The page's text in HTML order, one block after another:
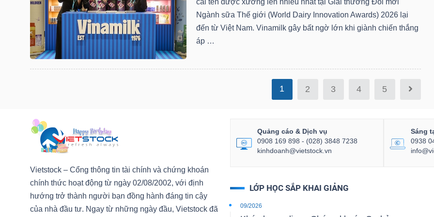
Ngành sữa Thế giới (World Dairy Innovation Awards) 2026 lại
đến từ Việt Nam. Vinamilk gây bất ngờ lớn khi giành chiến thắng
áp …
1 2 3 4 5
Vietstock – Cổng thông tin tài chính và chứng khoán
chính thức hoạt động từ ngày 02/08/2002, với định
hướng trở thành người bạn đồng hành đáng tin cậy
của nhà đầu tư. Ngay từ những ngày đầu, Vietstock đã
Quảng cáo & Dịch vụ
0908 169 898 - (028) 3848 7238
kinhdoanh@vietstock.vn
Sáng
0938
LỚP HỌC SẮP KHAI GIẢNG
09/2026
VẬT
LIỆU
TIÊU
DÙNG
KHÔNG
THIẾT